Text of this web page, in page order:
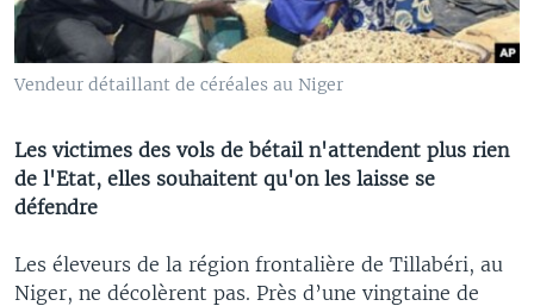
Vendeur détaillant de céréales au Niger
Les victimes des vols de bétail n'attendent plus rien
de l'Etat, elles souhaitent qu'on les laisse se
défendre
Les éleveurs de la région frontalière de Tillabéri, au
Niger, ne décolèrent pas. Près d’une vingtaine de